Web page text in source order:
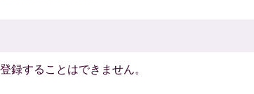
録することはできません。